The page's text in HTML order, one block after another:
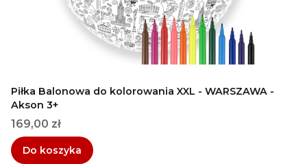
Piłka Balonowa do kolorowania XXL - WARSZAWA -
Akson 3+
Cena
169,00 zł
Do koszyka